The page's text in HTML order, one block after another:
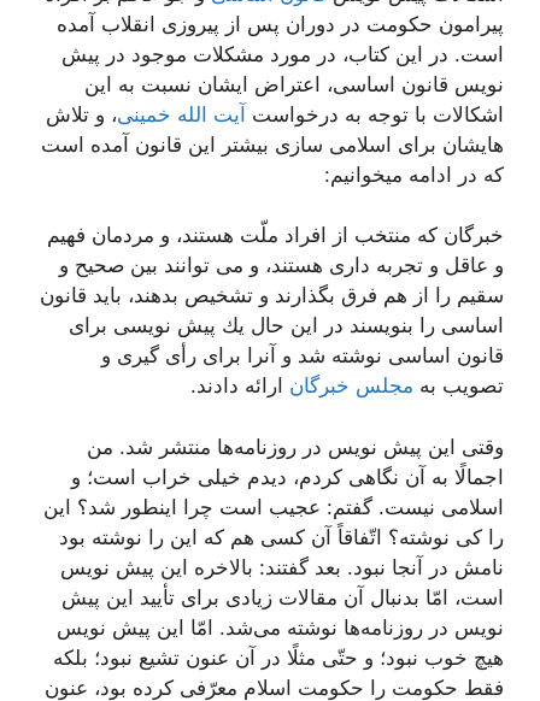
پیرامون حکومت در دوران پس از پیروزی انقلاب آمده
است. در این کتاب، در مورد مشکلات موجود در پیش
نویس قانون اساسی، اعتراض ایشان نسبت به این
اشکالات با توجه به درخواست آیت الله خمینی، و تلاش
هایشان برای اسلامی سازی بیشتر این قانون آمده است
که در ادامه میخوانیم:
خبرگان كه منتخب از افراد ملّت هستند، و مردمان فهیم
و عاقل و تجربه دارى هستند، و مى توانند بین صحیح و
سقیم را از هم فرق بگذارند و تشخیص بدهند، باید قانون
اساسى را بنویسند در این حال یك پیش نویسى براى
قانون اساسى نوشته شد و آنرا براى رأى گیرى و
تصویب به مجلس خبرگان ارائه دادند.
وقتى این پیش نویس در روزنامه‌ها منتشر شد. من
اجمالًا به آن نگاهى كردم، دیدم خیلى خراب است؛ و
اسلامى نیست. گفتم: عجیب است چرا اینطور شد؟ این
را كى نوشته؟ اتّفاقاً آن كسى هم كه این را نوشته بود
نامش در آنجا نبود. بعد گفتند: بالاخره این پیش نویس
است، امّا بدنبال آن مقالات زیادى براى تأیید این پیش
نویس در روزنامه‌ها نوشته مى‌شد. امّا این پیش نویس
هیچ خوب نبود؛ و حتّى مثلًا در آن عنون تشیع نبود؛ بلكه
فقط حكومت را حكومت اسلام معرّفى كرده بود، عنون